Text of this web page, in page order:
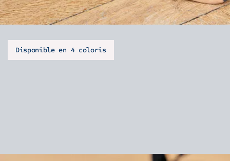
Disponible en 4 coloris